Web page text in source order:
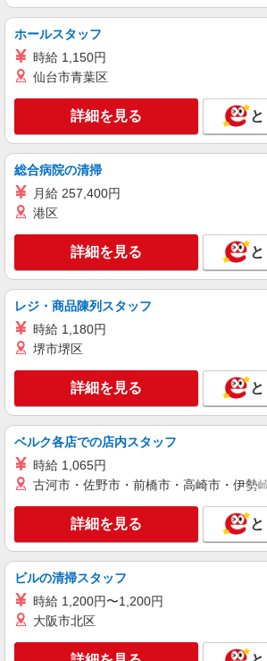
新大阪駅｜リハビリ補助
時給1550円〜2187円
キープ
派遣社員
株式会社kotrio /●OS-H1-1953740
十三駅▼綺麗なサ高住で
時給1550円〜2187円
通費全支給(ガソリン代含む)
淀川区
キープ
株式会社kotrio /●OS-H1-2013590
十三駅チカ★グループホ
いOK★履歴書不要
時給1550円〜2187円
淀川区
キープ
派遣社員
株式会社kotrio /●OS-H1-2103478
西中島南方駅すぐ★見守
時給1550円〜2187円
通費全支給(ガソリン代含む)
ホールスタッフ
時給 1,150円
仙台市青葉区
詳細を見る
総合病院の清掃
月給 257,400円
港区
詳細を見る
レジ・商品陳列スタッフ
時給 1,180円
堺市堺区
詳細を見る
ベルク各店での店内スタッフ
時給 1,065円
古河市・佐野市・前橋市・高崎市・伊勢
詳細を見る
ビルの清掃スタッフ
時給 1,200円〜1,200円
大阪市北区